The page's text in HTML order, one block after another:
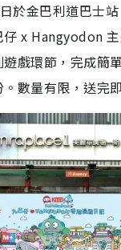
於金巴利道巴士
x Hangyodon
戲環節，完成簡
數量有限，送完